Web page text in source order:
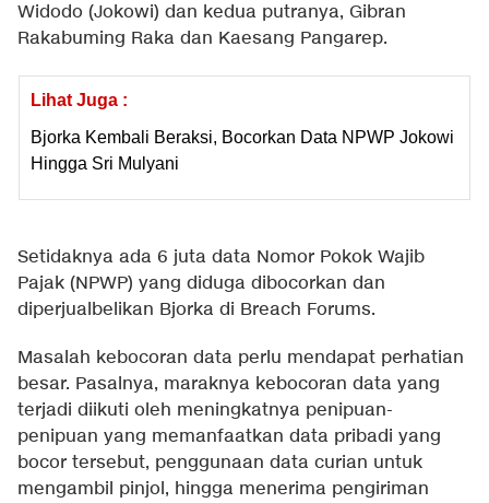
Widodo (Jokowi) dan kedua putranya, Gibran
Rakabuming Raka dan Kaesang Pangarep.
Lihat Juga :
Bjorka Kembali Beraksi, Bocorkan Data NPWP Jokowi
Hingga Sri Mulyani
Setidaknya ada 6 juta data Nomor Pokok Wajib
Pajak (NPWP) yang diduga dibocorkan dan
diperjualbelikan Bjorka di Breach Forums.
Masalah kebocoran data perlu mendapat perhatian
besar. Pasalnya, maraknya kebocoran data yang
terjadi diikuti oleh meningkatnya penipuan-
penipuan yang memanfaatkan data pribadi yang
bocor tersebut, penggunaan data curian untuk
mengambil pinjol, hingga menerima pengiriman